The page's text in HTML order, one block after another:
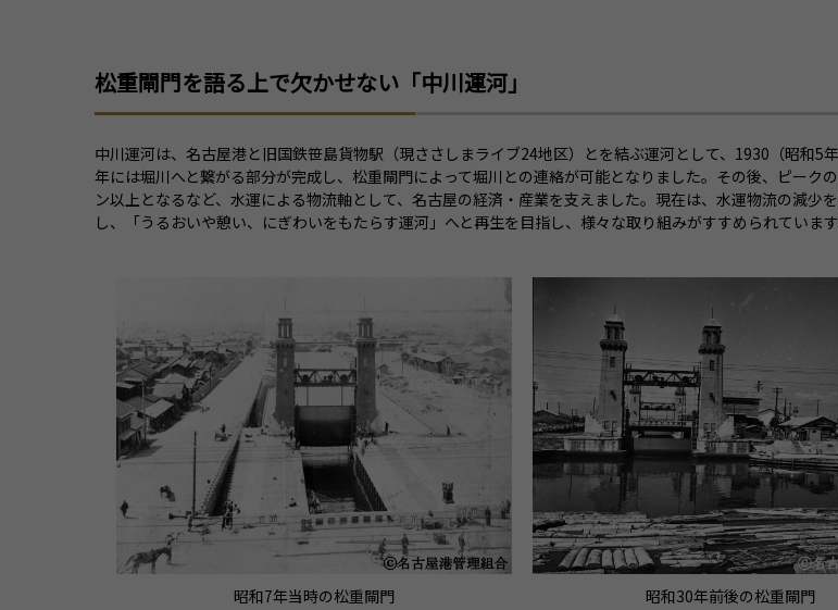
松重閘門を語る上で欠かせない「中川運河」
中川運河は、名古屋港と旧国鉄笹島貨物駅（現ささしまライブ24地区）とを結ぶ運河として、1930（昭和5
年には堀川へと繋がる部分が完成し、松重閘門によって堀川との連絡が可能となりました。その後、ピー
ン以上となるなど、水運による物流軸として、名古屋の経済・産業を支えました。現在は、水運物流の減
し、「うるおいや憩い、にぎわいをもたらす運河」へと再生を目指し、様々な取り組みがすすめられています
昭和7年当時の松重閘門 昭和30年前後の松重閘門